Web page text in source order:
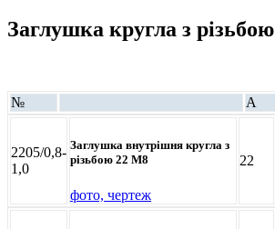
Заглушка кругла з різьбою
№ A
2205/0,8-
1,0
Заглушка внутрішня кругла з
різьбою 22 М8
фото, чертеж
22